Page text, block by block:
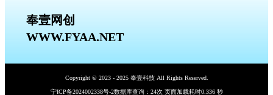
奉壹网创
WWW.FYAA.NET
Copyright © 2023 - 2025 奉壹科技 All Rights Reserved.
宁ICP备2024002338号-2数据库查询：24次 页面加载耗时0.336 秒